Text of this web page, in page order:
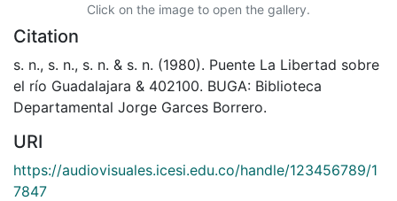
Click on the image to open the gallery.
Citation
s. n., s. n., s. n. & s. n. (1980). Puente La Libertad sobre
el río Guadalajara & 402100. BUGA: Biblioteca
Departamental Jorge Garces Borrero.
URI
https://audiovisuales.icesi.edu.co/handle/123456789/1
7847